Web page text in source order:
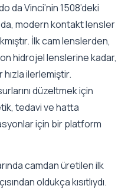
da Vinci’nin 1508’deki
modern kontakt lensler
İlk cam lenslerden,
hidrojel lenslerine kadar,
hızla ilerlemiştir.
düzeltmek için
tedavi ve hatta
için bir platform
camdan üretilen ilk
oldukça kısıtlıydı.